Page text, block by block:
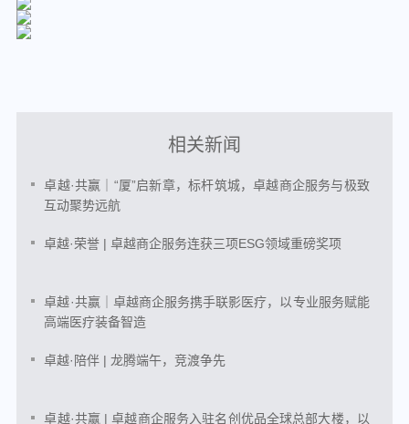
相关新闻
卓越·共赢｜“厦”启新章，标杆筑城，卓越商企服务与极致
互动聚势远航
卓越·荣誉 | 卓越商企服务连获三项ESG领域重磅奖项
卓越·共赢｜卓越商企服务携手联影医疗，以专业服务赋能
高端医疗装备智造
卓越·陪伴 | 龙腾端午，竞渡争先
卓越·共赢 | 卓越商企服务入驻名创优品全球总部大楼，以